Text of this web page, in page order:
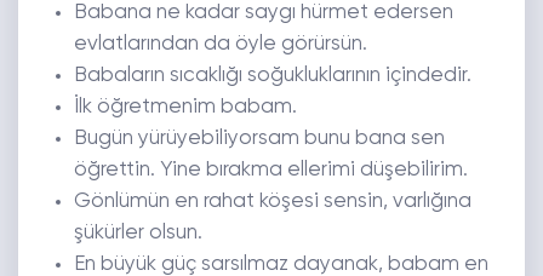
Babana ne kadar saygı hürmet edersen
evlatlarından da öyle görürsün.
Babaların sıcaklığı soğukluklarının içindedir.
İlk öğretmenim babam.
Bugün yürüyebiliyorsam bunu bana sen
öğrettin. Yine bırakma ellerimi düşebilirim.
Gönlümün en rahat köşesi sensin, varlığına
şükürler olsun.
En büyük güç sarsılmaz dayanak, babam en